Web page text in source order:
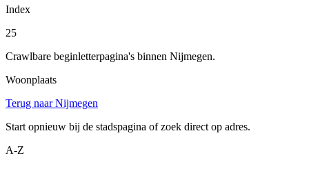
Index
25
Crawlbare beginletterpagina's binnen Nijmegen.
Woonplaats
Terug naar Nijmegen
Start opnieuw bij de stadspagina of zoek direct op adres.
A-Z